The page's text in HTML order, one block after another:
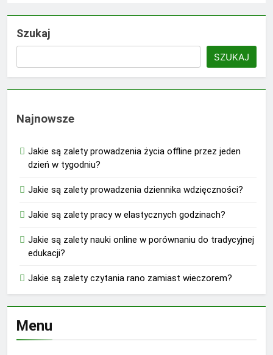
Szukaj
SZUKAJ
Najnowsze
Jakie są zalety prowadzenia życia offline przez jeden
dzień w tygodniu?
Jakie są zalety prowadzenia dziennika wdzięczności?
Jakie są zalety pracy w elastycznych godzinach?
Jakie są zalety nauki online w porównaniu do tradycyjnej
edukacji?
Jakie są zalety czytania rano zamiast wieczorem?
Menu